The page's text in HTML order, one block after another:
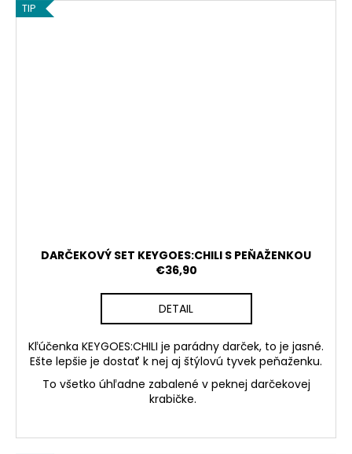
TIP
DARČEKOVÝ SET KEYGOES:CHILI S PEŇAŽENKOU
€36,90
DETAIL
Kľúčenka KEYGOES:CHILI je parádny darček, to je jasné.
Ešte lepšie je dostať k nej aj štýlovú tyvek peňaženku.
To všetko úhľadne zabalené v peknej darčekovej
krabičke.